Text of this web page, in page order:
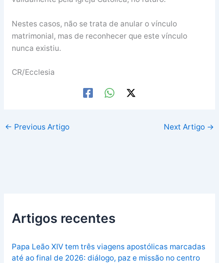
Nestes casos, não se trata de anular o vínculo
matrimonial, mas de reconhecer que este vínculo
nunca existiu.
CR/Ecclesia
← Previous Artigo Next Artigo →
Artigos recentes
Papa Leão XIV tem três viagens apostólicas marcadas
até ao final de 2026: diálogo, paz e missão no centro